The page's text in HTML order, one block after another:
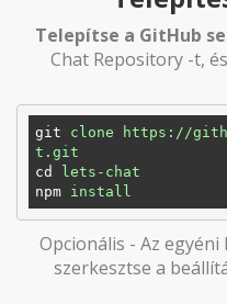
Telepítse a GitHub
Chat Repository -t,
git
clone https://
t.git
cd
lets-chat
npm install
Opcionális - Az
szerkesztse a